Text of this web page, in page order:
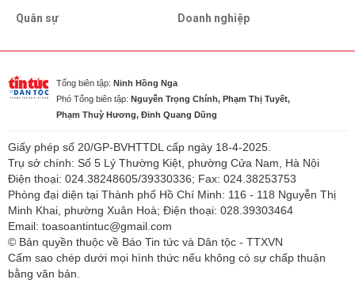
Quân sự
Doanh nghiệp
Tổng biên tập: Ninh Hồng Nga
Phó Tổng biên tập: Nguyễn Trọng Chính, Phạm Thị Tuyết,
Phạm Thuỳ Hương, Đinh Quang Dũng
Giấy phép số 20/GP-BVHTTDL cấp ngày 18-4-2025.
Trụ sở chính: Số 5 Lý Thường Kiệt, phường Cửa Nam, Hà Nội
Điện thoại: 024.38248605/39330336; Fax: 024.38253753
Phòng đại diện tại Thành phố Hồ Chí Minh: 116 - 118 Nguyễn Thị
Minh Khai, phường Xuân Hoà; Điện thoại: 028.39303464
Email: toasoantintuc@gmail.com
© Bản quyền thuộc về Báo Tin tức và Dân tộc - TTXVN
Cấm sao chép dưới mọi hình thức nếu không có sự chấp thuận
bằng văn bản.